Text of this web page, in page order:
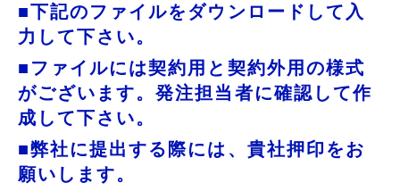
■下記のファイルをダウンロードして入
力して下さい。
■ファイルには契約用と契約外用の様式
がございます。発注担当者に確認して作
成して下さい。
■弊社に提出する際には、貴社押印をお
願いします。